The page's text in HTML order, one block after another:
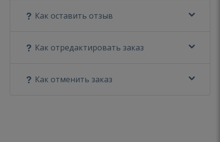
Как оставить отзыв
Как отредактировать заказ
Как отменить заказ